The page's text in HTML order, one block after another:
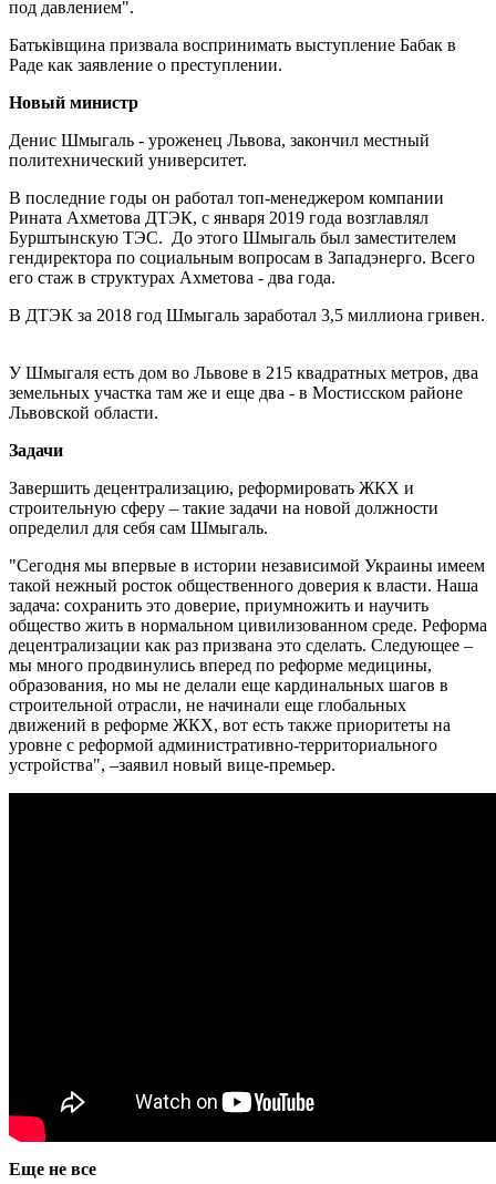
под давлением".
Батьківщина призвала воспринимать выступление Бабак в
Раде как заявление о преступлении.
Новый министр
Денис Шмыгаль - уроженец Львова, закончил местный
политехнический университет.
В последние годы он работал топ-менеджером компании
Рината Ахметова ДТЭК, с января 2019 года возглавлял
Бурштынскую ТЭС. До этого Шмыгаль был заместителем
гендиректора по социальным вопросам в Западэнерго. Всего
его стаж в структурах Ахметова - два года.
В ДТЭК за 2018 год Шмыгаль заработал 3,5 миллиона гривен.
У Шмыгаля есть дом во Львове в 215 квадратных метров, два
земельных участка там же и еще два - в Мостисском районе
Львовской области.
Задачи
Завершить децентрализацию, реформировать ЖКХ и
строительную сферу – такие задачи на новой должности
определил для себя сам Шмыгаль.
"Сегодня мы впервые в истории независимой Украины имеем
такой нежный росток общественного доверия к власти. Наша
задача: сохранить это доверие, приумножить и научить
общество жить в нормальном цивилизованном среде. Реформа
децентрализации как раз призвана это сделать. Следующее –
мы много продвинулись вперед по реформе медицины,
образования, но мы не делали еще кардинальных шагов в
строительной отрасли, не начинали еще глобальных
движений в реформе ЖКХ, вот есть также приоритеты на
уровне с реформой административно-территориального
устройства", –заявил новый вице-премьер.
Еще не все